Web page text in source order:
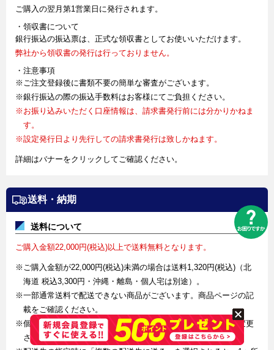
ご購入の翌月第1営業日に発行されます。
・領収書について
銀行振込の振込票は、正式な領収書としてお使いいただけます。
弊社から領収書の発行は行っておりません。
・注意事項
※ご注文登録後に書類不要の簡単な審査がございます。
※銀行振込の際の振込手数料はお客様にてご負担ください。
※お振り込みいただく口座情報は、請求書発行前には分かりかねま
す。
※設定発行日より先行しての請求書発行は致しかねます。
詳細はバナーをクリックしてご確認ください。
送料・納期
送料について
ご購入金額22,000円(税込)以上で送料無料となります。
※ご購入金額が22,000円(税込)未満の場合は送料1,320円(税込)（北
海道 税込3,300円・沖縄・離島・個人宅は別途）。
※一部通常送料で配送できない商品がございます。商品ページの記
載をご確認ください。
※個人様宛発送の場合は、別途費用が発生しご注文後に送料を変更
させて頂く場合がございます。